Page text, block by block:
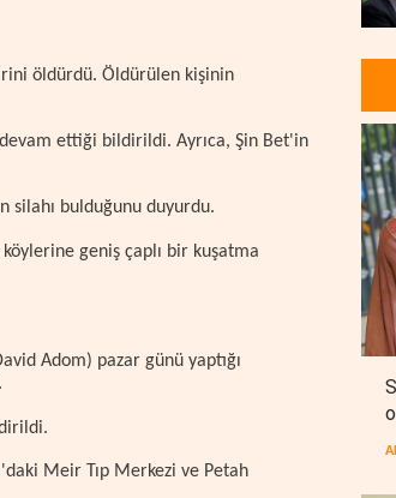
öldürdü. Öldürülen kişinin
ettiği bildirildi. Ayrıca, Şin Bet'in
silahı bulduğunu duyurdu.
geniş çaplı bir kuşatma
Adom) pazar günü yaptığı
Meir Tıp Merkezi ve Petah